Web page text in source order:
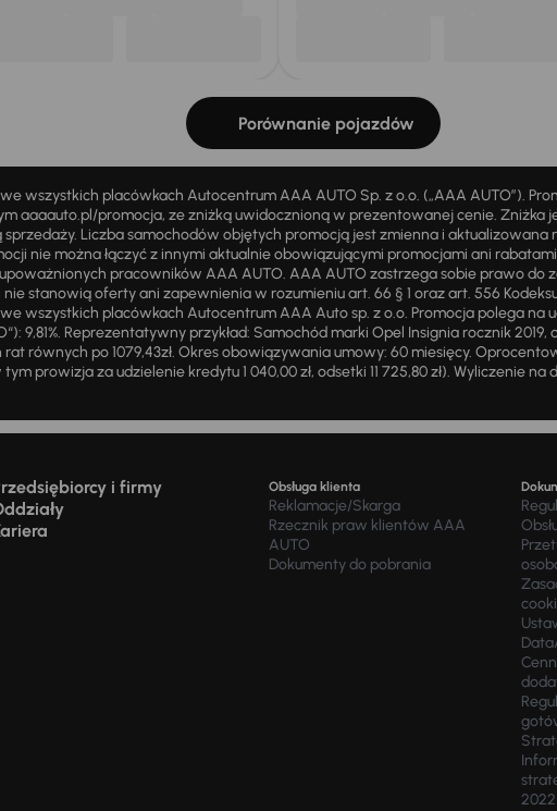
Porównanie pojazdów
wszystkich placówkach Autocentrum AAA AUTO Sp. z o.o. („AAA AUTO”).
aaaauto.pl/promocja, ze zniżką uwidocznioną w prezentowanej cenie. Zniżka
Liczba samochodów objętych promocją jest zmienna i
nie można łączyć z innymi aktualnie obowiązującymi promocjami ani
pracowników AAA AUTO. AAA AUTO zastrzega sobie prawo
stanowią oferty ani zapewnienia w rozumieniu art. 66 § 1 oraz art. 556
wszystkich placówkach Autocentrum AAA Auto sp. z o.o. Promocja polega na
9,81%. Reprezentatywny przykład: Samochód marki Opel Insignia rocznik 2019,
równych po 1079,43zł. Okres obowiązywania umowy: 60 miesięcy.
tym prowizja za udzielenie kredytu 1 040,00 zł, odsetki 11 725,80 zł). Wyliczenie
i firmy
Obsługa klienta
Reklamacje/Skarga
Rzecznik praw klientów AAA
AUTO
Dokumenty do pobrania
2022